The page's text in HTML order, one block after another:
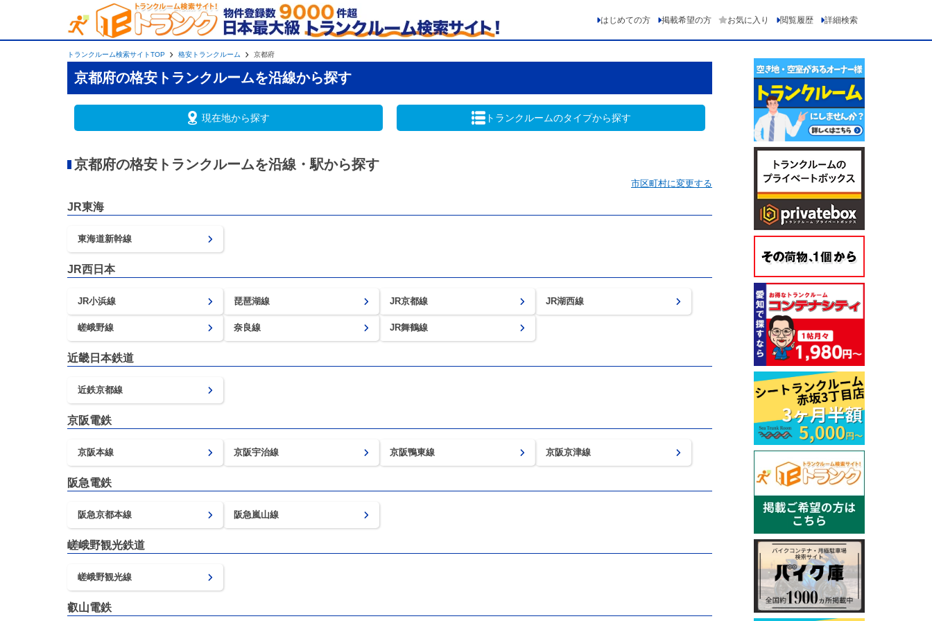
はじめての方 掲載希望の方 お気に入り 閲覧履歴 詳細検索
トランクルーム検索サイトTOP 格安トランクルーム 京都府
京都府の格安トランクルームを沿線から探す
現在地から探す トランクルームのタイプから探す
京都府の格安トランクルームを沿線・駅から探す
市区町村に変更する
JR東海
東海道新幹線
JR西日本
JR小浜線 琵琶湖線 JR京都線 JR湖西線
嵯峨野線 奈良線 JR舞鶴線
近畿日本鉄道
近鉄京都線
京阪電鉄
京阪本線 京阪宇治線 京阪鴨東線 京阪京津線
阪急電鉄
阪急京都本線 阪急嵐山線
嵯峨野観光鉄道
嵯峨野観光線
叡山電鉄